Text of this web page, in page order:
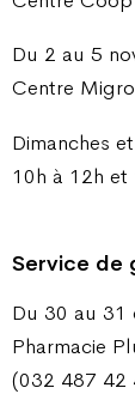
Du 2 au 5
Centre
Dimanches
10h à 12h et
Service de
Du 30 au 31
Pharmacie
(032 487 42